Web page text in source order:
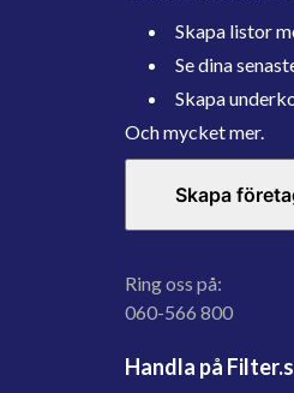
Skapa listor
Se dina
Skapa
Och mycket mer.
Skapa
Ring oss på:
060-566 800
Handla på